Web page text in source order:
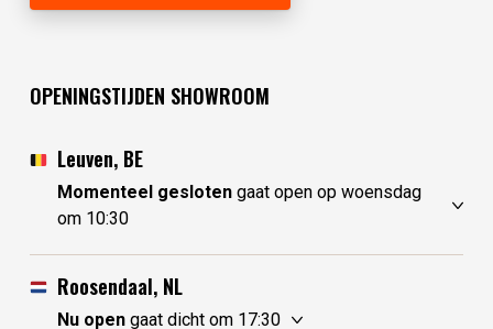
OPENINGSTIJDEN SHOWROOM
Leuven, BE
Momenteel geslotengaat open op woensdag
om 10:30
zondag
gesloten
maandag
dinsdag
Roosendaal, NL
Nu opengaat dicht om 17:30